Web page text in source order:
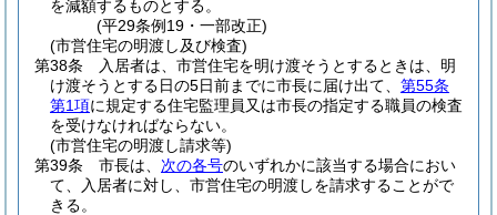
を減額するものとする。
(平29条例19・一部改正)
(市営住宅の明渡し及び検査)
第38条
入居者は、市営住宅を明け渡そうとするときは、明
け渡そうとする日の5日前までに市長に届け出て、 第55条
第1項に規定する住宅監理員又は市長の指定する職員の検査
を受けなければならない。
(市営住宅の明渡し請求等)
第39条
市長は、 次の各号のいずれかに該当する場合におい
て、入居者に対し、市営住宅の明渡しを請求することがで
きる。